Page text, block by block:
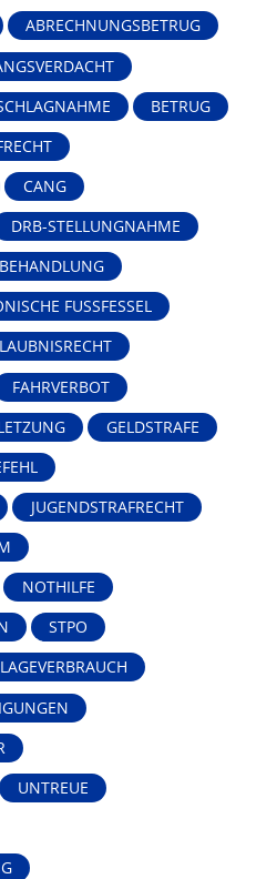
ABRECHNUNGSBETRUG
BETRUG
CANG
DRB-STELLUNGNAHME
FUSSFESSEL
FAHRVERBOT
GELDSTRAFE
JUGENDSTRAFRECHT
NOTHILFE
STPO
UNTREUE